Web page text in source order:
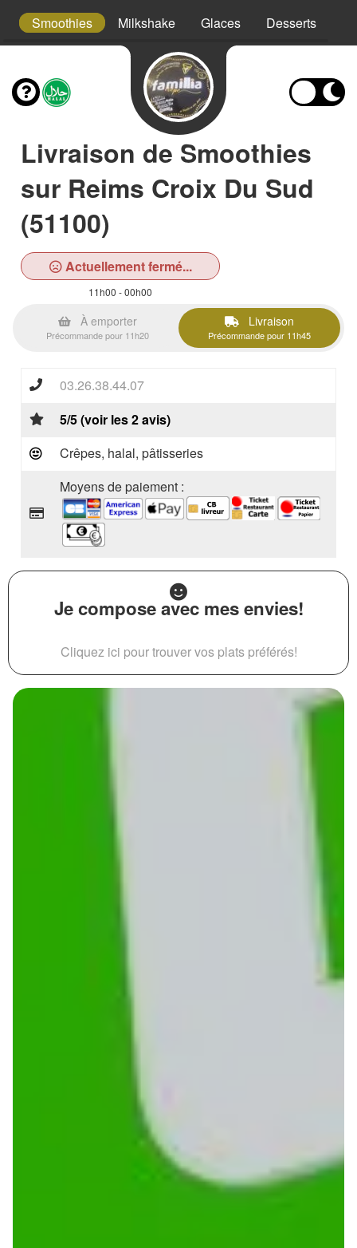
Smoothies Milkshake Glaces Desserts
Livraison de Smoothies
sur Reims Croix Du Sud
(51100)
Actuellement fermé...
11h00 - 00h00
À emporter
Précommande pour 11h20
Livraison
Précommande pour 11h45
03.26.38.44.07
5/5 (voir les 2 avis)
Crêpes, halal, pâtisseries
Moyens de paiement :
Je compose avec mes envies!
Cliquez ici pour trouver vos plats préférés!